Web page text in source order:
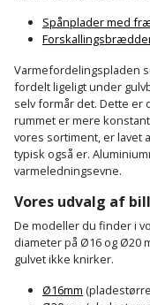
Hardieplank
brædder
Hemsestige
Isolering
Komposit
terrassebrædder
Lecablokke
og
Glasskærer
Hæftepistol
og
-
hammer
Hammer
Kiler
Kloakrenser
Bore-
skruemaskine
Borehammer
Detektor
Pælebor
Plæneklipper
Plæneklipper
tilbehør
tilbehør
Dørmåtte
Dørrist
Drivhus
Drivhustilbehør
Elartikler
Flagstænger
til
Spånplader med
Varmefordelingspladen
fordelt ligeligt under
selv formår det. Dette er
rummet er mere
vores sortiment, er lavet
typisk også er.
varmeledningsevne.
Vores udvalg af
De modeller du finder i
diameter på Ø16 og Ø20
gulvet ikke knirker.
Ø16mm